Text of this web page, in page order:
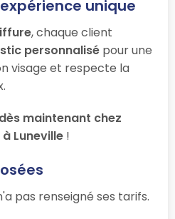
unique
, chaque client
personnalisé pour une
visage et respecte la
maintenant chez
Luneville !
pas renseigné ses tarifs.